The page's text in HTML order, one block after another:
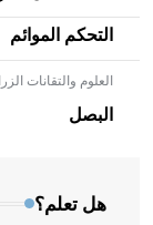
التحكم الموائم
العلوم والتقانات
البصل
هل تعلم؟
- هل تعلم أن
بالعمارة
المعمار على